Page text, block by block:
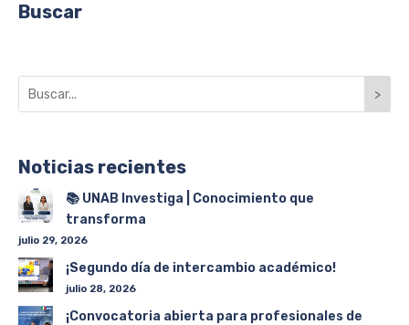
Buscar
>
Noticias recientes
📚 UNAB Investiga | Conocimiento que
transforma
julio 29, 2026
¡Segundo día de intercambio académico!
julio 28, 2026
¡Convocatoria abierta para profesionales de